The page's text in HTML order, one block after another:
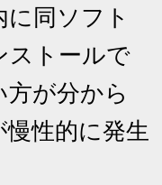
同ソフト
ストールで
が分から
性的に発生